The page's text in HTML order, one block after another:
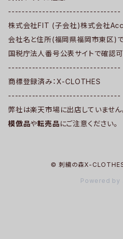
---------------------------------
株式会社FIT (子会社)株式会社
会社名と住所(福岡県福岡市東区)
国税庁法人番号公表サイトで確認
---------------------------------
商標登録済み：X-CLOTHES
---------------------------------
弊社は楽天市場に出店していません
模倣品や転売品にご注意ください。
© 刺繍の森X-CLOTHES
Powered by